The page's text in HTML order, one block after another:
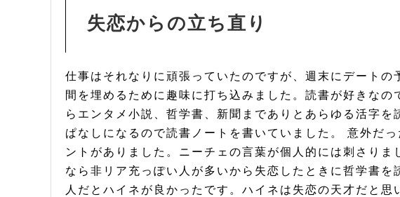
失恋からの立ち直り
仕事はそれなりに頑張っていたのですが、週末にデート
間を埋めるために趣味に打ち込みました。読書が好きな
らエンタメ小説、哲学書、新聞までありとあらゆる活字を
ぱなしになるので読書ノートを書いていました。 意外だ
ントがありました。ニーチェの言葉が個人的には刺さりま
なら非リア充っぽい人が多いから失恋したときに哲学書
人だとハイネが良かったです。ハイネは失恋の天才だと